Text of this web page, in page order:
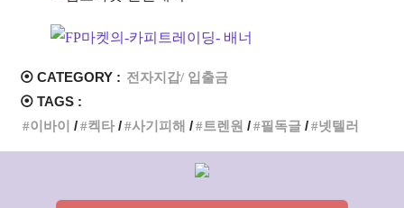
⦿ CATEGORY : 전자지갑/ 입출금
⦿ TAGS :
이바이
켁타 사기피해 트렌원 필독글 넷텔러